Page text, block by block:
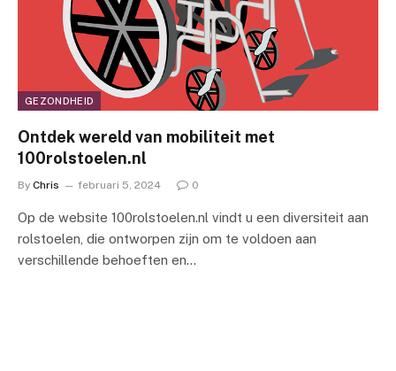
GEZONDHEID
Ontdek wereld van mobiliteit met
100rolstoelen.nl
By Chris februari 5, 2024 0
Op de website 100rolstoelen.nl vindt u een diversiteit aan
rolstoelen, die ontworpen zijn om te voldoen aan
verschillende behoeften en…